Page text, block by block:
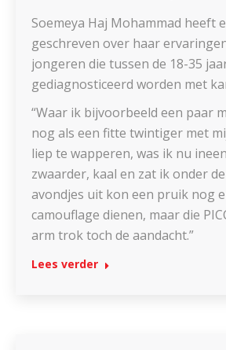
Soemeya Haj Mohammad heeft
geschreven over haar
jongeren die tussen de 18-35
gediagnosticeerd worden met
“Waar ik bijvoorbeeld een paar
nog als een fitte twintiger met
liep te wapperen, was ik nu
zwaarder, kaal en zat ik onder
avondjes uit kon een pruik nog
camouflage dienen, maar die
arm trok toch de aandacht.”
Lees verder